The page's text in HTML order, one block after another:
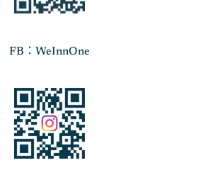
FB：WeInnOne